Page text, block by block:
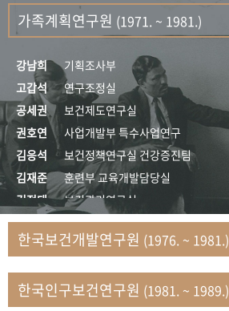
정책과 연구 키워드로 보는 연구 역사
간행물 변천사
기록물 아카이브
사진 아카이브 문서 기록물 행정박물
50+1주년 기념
성과 50선 숫자로 보는 50년
세계와 함께 한 KIHASA
VR 역사관
가족계획연구원 (1971. ~ 1981.)
강남희
기획조사부
고갑석
연구조정실
공세권
보건제도연구실
권호연
사업개발부 특수사업연구
김응석
보건정책연구실 건강증진팀
김재준
훈련부 교육개발담당실
김정태
보건관리연구실
김지자
연구부 사회개발담당실
김태룡
조사평가부 연구과
문현상
가족복지연구실 인구가족연구팀
한국보건개발연구원 (1976. ~ 1981.)
한국인구보건연구원 (1981. ~ 1989.)